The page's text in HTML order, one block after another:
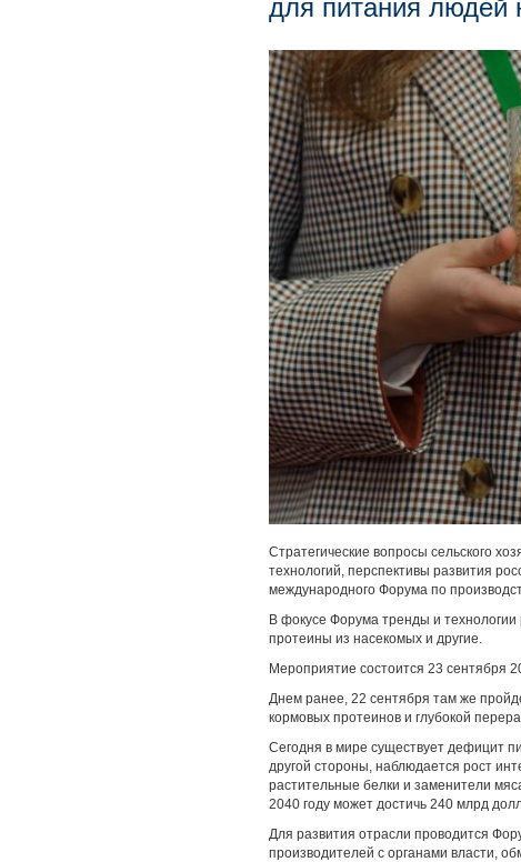
для питания людей
Стратегические вопросы сельского
технологий, перспективы развития
международного Форума по
В фокусе Форума тренды и технологии
протеины из насекомых и другие.
Мероприятие состоится 23 сентября
Днем ранее, 22 сентября там же
кормовых протеинов и глубокой
Сегодня в мире существует дефицит
другой стороны, наблюдается рост
растительные белки и заменители
2040 году может достичь 240 млрд
Для развития отрасли проводится
производителей с органами власти,